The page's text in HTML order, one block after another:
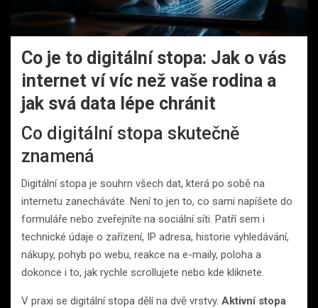
Co je to digitální stopa: Jak o vás
internet ví víc než vaše rodina a
jak svá data lépe chránit
Co digitální stopa skutečně
znamená
Digitální stopa je souhrn všech dat, která po sobě na
internetu zanecháváte. Není to jen to, co sami napíšete do
formuláře nebo zveřejníte na sociální síti. Patří sem i
technické údaje o zařízení, IP adresa, historie vyhledávání,
nákupy, pohyb po webu, reakce na e-maily, poloha a
dokonce i to, jak rychle scrollujete nebo kde kliknete.
V praxi se digitální stopa dělí na dvě vrstvy. Aktivní stopa